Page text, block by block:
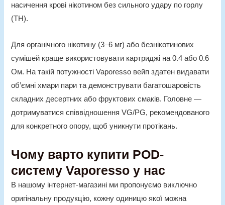
насичення крові нікотином без сильного удару по горлу
(TH).
Для органічного нікотину (3–6 мг) або безнікотинових
сумішей краще використовувати картриджі на 0.4 або 0.6
Ом. На такій потужності Vaporesso вейп здатен видавати
об’ємні хмари пари та демонструвати багатошаровість
складних десертних або фруктових смаків. Головне —
дотримуватися співвідношення VG/PG, рекомендованого
для конкретного опору, щоб уникнути протікань.
Чому варто купити POD-
систему Vaporesso у нас
В нашому інтернет-магазині ми пропонуємо виключно
оригінальну продукцію, кожну одиницю якої можна